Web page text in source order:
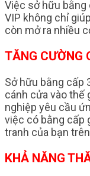
Việc sở hữu bằng
VIP không chỉ
còn mở ra nhiều
TĂNG CƯỜNG
Sở hữu bằng cấp
cánh cửa vào thế
nghiệp yêu cầu
việc có bằng cấp
tranh của bạn
KHẢ NĂNG